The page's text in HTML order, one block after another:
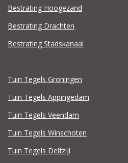
Bestrating Hoogezand
Bestrating Drachten
Bestrating Stadskanaal
Tuin Tegels Groningen
Tuin Tegels Appingedam
Tuin Tegels Veendam
Tuin Tegels Winschoten
Tuin Tegels Delfzijl